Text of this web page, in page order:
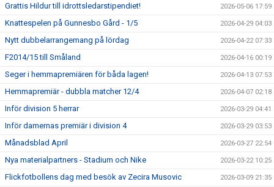
Grattis Hildur till idrottsledarstipendiet! 2026-05-06 17:59
Knattespelen på Gunnesbo Gård - 1/5 2026-04-29 04:03
Nytt dubbelarrangemang på lördag 2026-04-22 07:33
F2014/15 till Småland 2026-04-16 00:19
Seger i hemmapremiären för båda lagen! 2026-04-13 07:53
Hemmapremiär - dubbla matcher 12/4 2026-04-07 02:18
Inför division 5 herrar 2026-03-29 04:41
Inför damernas premiär i division 4 2026-03-29 03:53
Månadsblad April 2026-03-27 22:54
Nya materialpartners - Stadium och Nike 2026-03-22 10:25
Flickfotbollens dag med besök av Zecira Musovic 2026-03-09 21:35